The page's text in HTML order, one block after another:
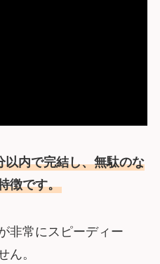
内で完結し、無駄のな
徴です。
非常にスピーディー
ん。